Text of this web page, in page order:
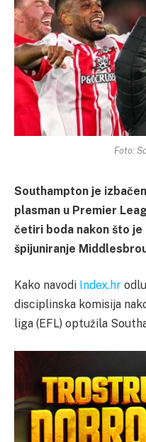
Foto:
Southampton je
plasman u Premier
četiri boda nakon što
špijuniranje
Kako navodi Index.hr
disciplinska komisija
liga (EFL) optužila